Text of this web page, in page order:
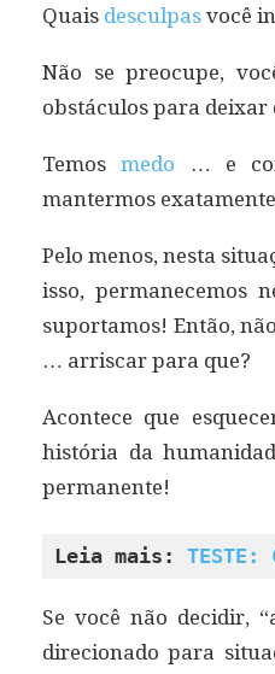
Quais desculpas você
Não se preocupe,
obstáculos para deixar
Temosmedo … e
mantermos
Pelo menos, nesta
isso, permanecemos
suportamos! Então,
… arriscar para que?
Acontece que
história da
permanente!
Leia mais: TESTE:
Se você não decidir,
direcionado para